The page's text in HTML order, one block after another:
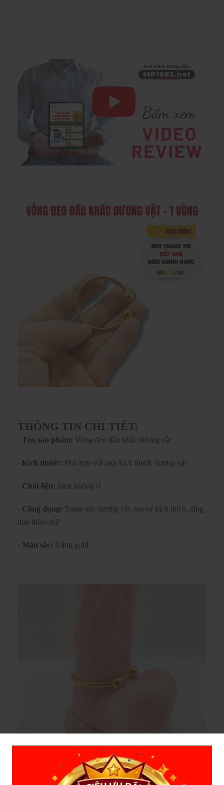
THÔNG TIN CHI TIẾT:
- Tên sản phẩm: Vòng đeo đầu khấc dương vật
- Kích thước: Phù hợp với mọi kích thước dương vật
- Chất liệu: Inox không rỉ
- Công dụng: Trang sức dương vật, tạo sự kích thích, tăng
tính thẩm mỹ
- Màu sắc: Vàng gold